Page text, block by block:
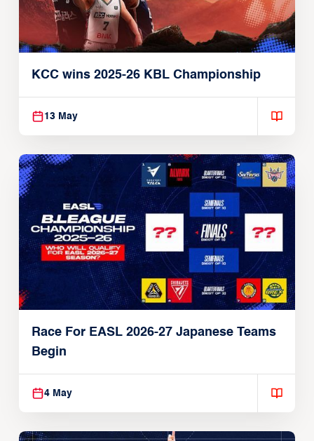
KCC wins 2025-26 KBL Championship
13 May
Race For EASL 2026-27 Japanese Teams
Begin
4 May